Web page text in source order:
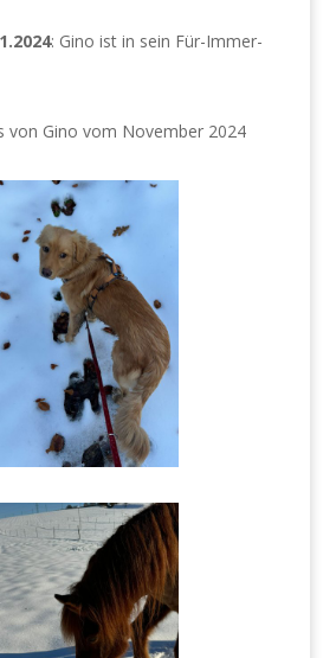
: Gino ist in sein Für-Immer-
von Gino vom November 2024